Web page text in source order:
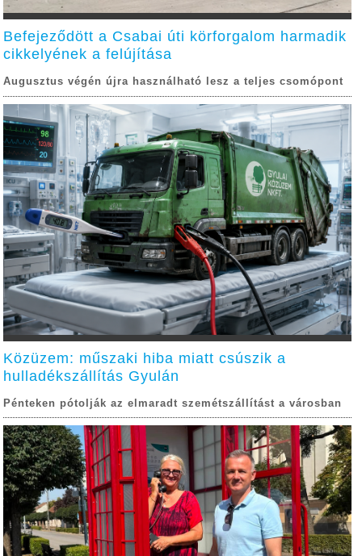
Befejeződött a Csabai úti körforgalom harmadik
cikkelyének a felújítása
Augusztus végén újra használható lesz a teljes csomópont
Közüzem: műszaki hiba miatt csúszik a
hulladékszállítás Gyulán
Pénteken pótolják az elmaradt szemétszállítást a városban